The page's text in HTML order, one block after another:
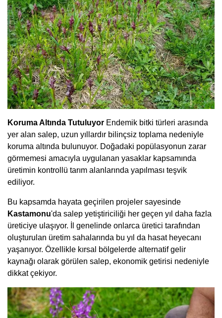
Koruma Altında Tutuluyor Endemik bitki türleri arasında
yer alan salep, uzun yıllardır bilinçsiz toplama nedeniyle
koruma altında bulunuyor. Doğadaki popülasyonun zarar
görmemesi amacıyla uygulanan yasaklar kapsamında
üretimin kontrollü tarım alanlarında yapılması teşvik
ediliyor.
Bu kapsamda hayata geçirilen projeler sayesinde
Kastamonu'da salep yetiştiriciliği her geçen yıl daha fazla
üreticiye ulaşıyor. İl genelinde onlarca üretici tarafından
oluşturulan üretim sahalarında bu yıl da hasat heyecanı
yaşanıyor. Özellikle kırsal bölgelerde alternatif gelir
kaynağı olarak görülen salep, ekonomik getirisi nedeniyle
dikkat çekiyor.